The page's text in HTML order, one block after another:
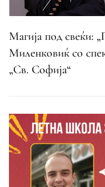
Магија под свеќи:
Миленковиќ со
„Св. Софија“